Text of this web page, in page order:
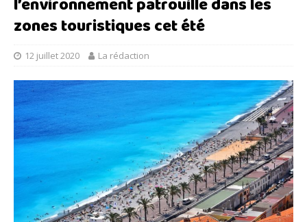
l’environnement patrouille dans les
zones touristiques cet été
12 juillet 2020 La rédaction